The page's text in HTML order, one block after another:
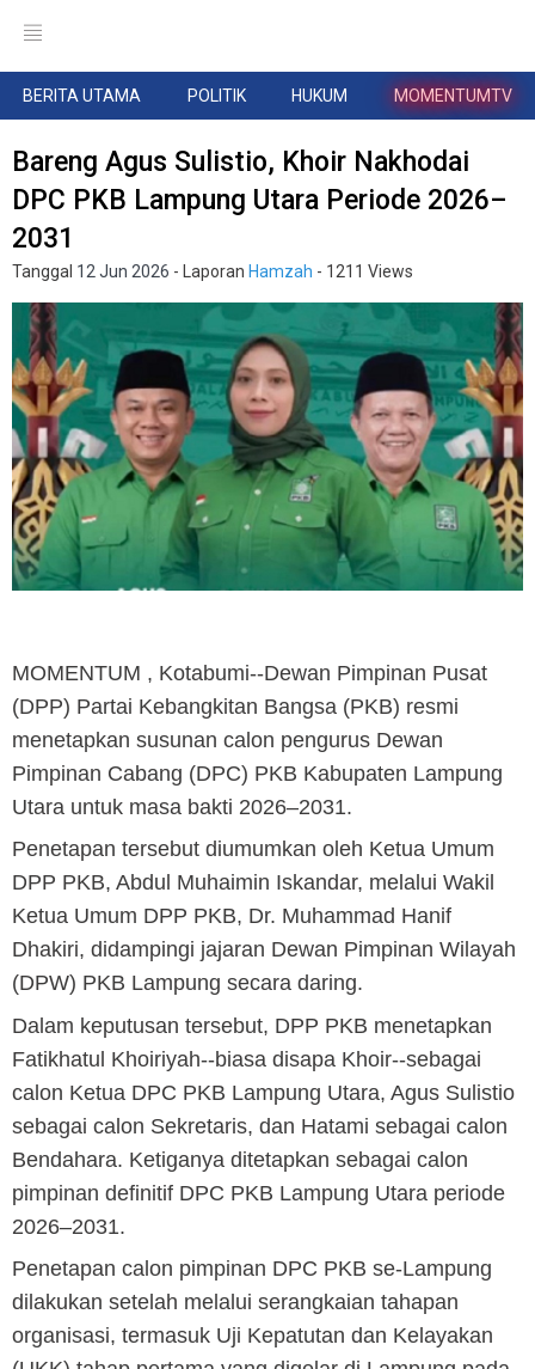
BERITA UTAMA POLITIK HUKUM MOMENTUMTV
Bareng Agus Sulistio, Khoir Nakhodai
DPC PKB Lampung Utara Periode 2026–
2031
Tanggal 12 Jun 2026 - Laporan Hamzah - 1211 Views
MOMENTUM , Kotabumi--Dewan Pimpinan Pusat
(DPP) Partai Kebangkitan Bangsa (PKB) resmi
menetapkan susunan calon pengurus Dewan
Pimpinan Cabang (DPC) PKB Kabupaten Lampung
Utara untuk masa bakti 2026–2031.
Penetapan tersebut diumumkan oleh Ketua Umum
DPP PKB, Abdul Muhaimin Iskandar, melalui Wakil
Ketua Umum DPP PKB, Dr. Muhammad Hanif
Dhakiri, didampingi jajaran Dewan Pimpinan Wilayah
(DPW) PKB Lampung secara daring.
Dalam keputusan tersebut, DPP PKB menetapkan
Fatikhatul Khoiriyah--biasa disapa Khoir--sebagai
calon Ketua DPC PKB Lampung Utara, Agus Sulistio
sebagai calon Sekretaris, dan Hatami sebagai calon
Bendahara. Ketiganya ditetapkan sebagai calon
pimpinan definitif DPC PKB Lampung Utara periode
2026–2031.
Penetapan calon pimpinan DPC PKB se-Lampung
dilakukan setelah melalui serangkaian tahapan
organisasi, termasuk Uji Kepatutan dan Kelayakan